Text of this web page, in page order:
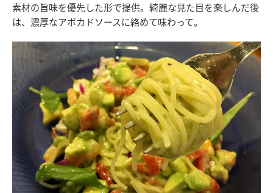
素材の旨味を優先した形で提供。綺麗な見た目を楽しんだ後
は、濃厚なアボカドソースに絡めて味わって。